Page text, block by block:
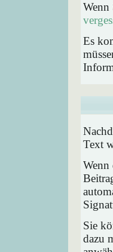
Wenn
Es
Text
Wenn
Sie
dazu